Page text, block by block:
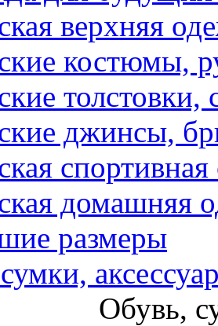
верхняя
костюмы,
толстовки,
джинсы,
спортивная
домашняя
размеры
Обувь,